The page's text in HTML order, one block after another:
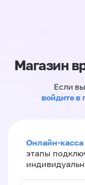
Магазин
Если
войдите в
Онлайн-
этапы